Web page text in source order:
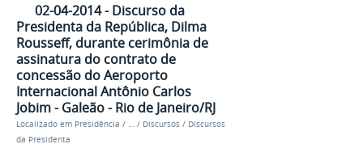
02-04-2014 - Discurso da
Presidenta da República, Dilma
Rousseff, durante cerimônia de
assinatura do contrato de
concessão do Aeroporto
Internacional Antônio Carlos
Jobim - Galeão - Rio de Janeiro/RJ
Localizado em Presidência / / Discursos / Discursos
da Presidenta